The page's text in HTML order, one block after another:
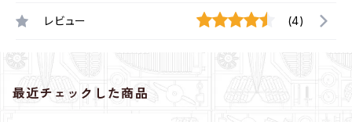
レビュー (4)
最近チェックした商品